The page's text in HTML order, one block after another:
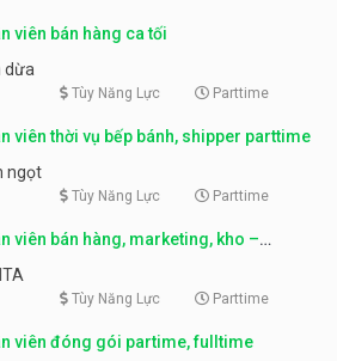
viên bán hàng ca tối
dừa
Tùy Năng Lực Parttime
viên thời vụ bếp bánh, shipper parttime
ngọt
Tùy Năng Lực Parttime
viên bán hàng, marketing, kho –
Tùy Năng Lực Parttime
viên đóng gói partime, fulltime